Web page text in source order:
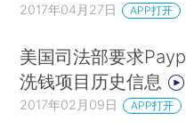
2017年04月27日 APP打开
美国司法部要求
洗钱项目历史信息
2017年02月09日 APP打开